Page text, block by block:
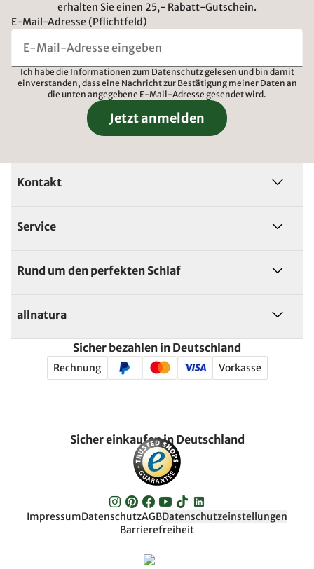
erhalten Sie einen 25,- Rabatt-Gutschein.
E-Mail-Adresse (Pflichtfeld)
Ich habe die Informationen zum Datenschutzgelesen und bin damit
einverstanden, dass eine Nachricht zur Bestätigung meiner Daten an
die unten angegebene E-Mail-Adresse gesendet wird.
Jetzt anmelden
Kontakt
Service
Rund um den perfekten Schlaf
allnatura
Sicher bezahlen in Deutschland
Rechnung Vorkasse
Sicher einkaufen in Deutschland
ImpressumDatenschutzAGBDatenschutzeinstellungen
Barrierefreiheit